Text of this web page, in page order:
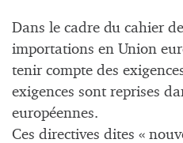
Dans le cadre du cahier
importations en Union
tenir compte des
exigences sont reprises
européennes.
Ces directives dites «